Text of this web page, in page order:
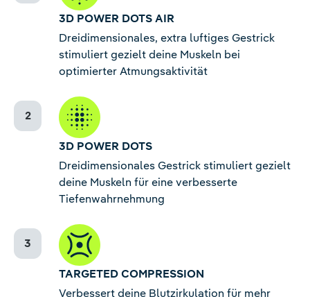
3D POWER DOTS AIR
Dreidimensionales, extra luftiges Gestrick
stimuliert gezielt deine Muskeln bei
optimierter Atmungsaktivität
3D POWER DOTS
Dreidimensionales Gestrick stimuliert gezielt
deine Muskeln für eine verbesserte
Tiefenwahrnehmung
TARGETED COMPRESSION
Verbessert deine Blutzirkulation für mehr